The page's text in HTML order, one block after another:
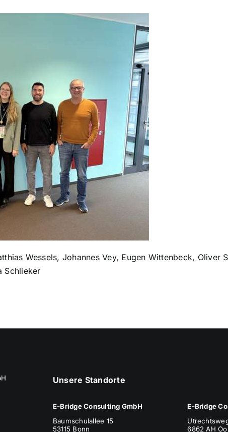
Wessels, Johannes Vey, Eugen Wittenbeck, Oliver
Schlieker
Unsere Standorte
E-Bridge Consulting GmbH
Baumschulallee 15
53115 Bonn
E-Bridge
6862 AH